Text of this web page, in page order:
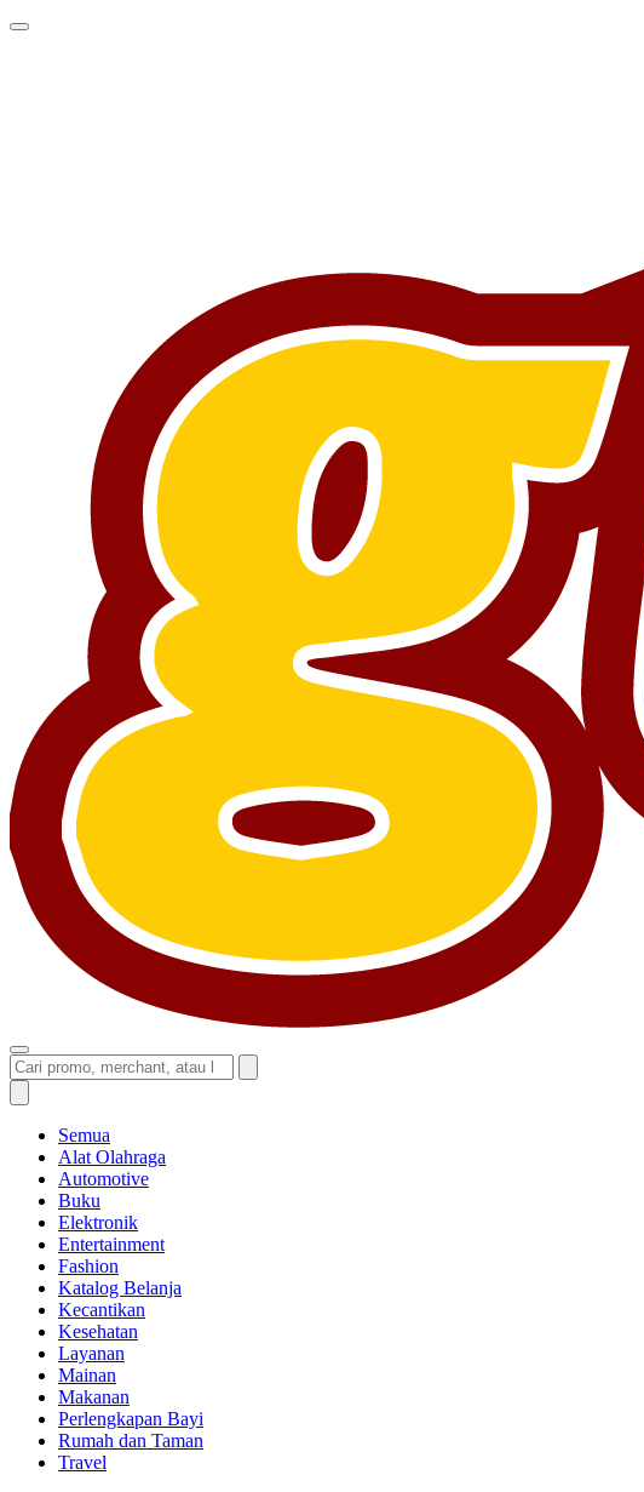
Semua
Alat Olahraga
Automotive
Buku
Elektronik
Entertainment
Fashion
Katalog Belanja
Kecantikan
Kesehatan
Layanan
Mainan
Makanan
Perlengkapan Bayi
Rumah dan Taman
Travel